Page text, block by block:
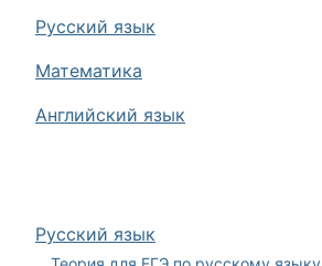
Русский язык
Русский язык
Математика
Английский язык